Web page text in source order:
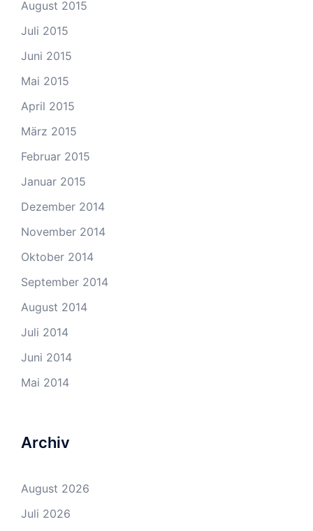
August 2015
Juli 2015
Juni 2015
Mai 2015
April 2015
März 2015
Februar 2015
Januar 2015
Dezember 2014
November 2014
Oktober 2014
September 2014
August 2014
Juli 2014
Juni 2014
Mai 2014
Archiv
August 2026
Juli 2026